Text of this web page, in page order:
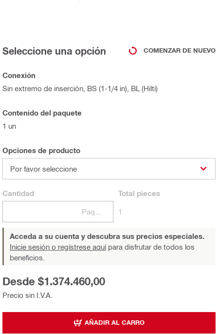
Seleccione una opción COMENZAR DE NUEVO
Conexión
Sin extremo de inserción, BS (1-1/4 in), BL (Hilti)
Contenido del paquete
1 un
Opciones de producto
Por favor seleccione
Cantidad Total pieces
1
Acceda a su cuenta y descubra sus precios especiales.
Inicie sesión o regístrese aquípara disfrutar de todos los
beneficios.
Precio sin I.V.A.
Desde $1.374.460,00
AÑADIR AL CARRO